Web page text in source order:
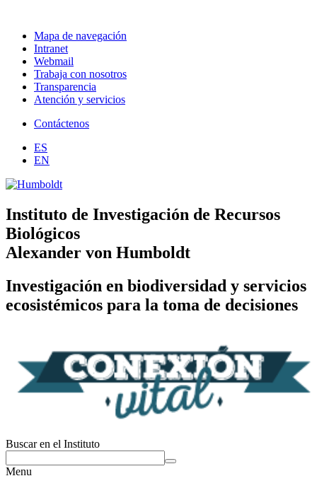
Mapa de navegación
Intranet
Webmail
Trabaja con nosotros
Transparencia
Atención y servicios
Contáctenos
ES
EN
Instituto de Investigación de Recursos
Biológicos
Alexander von Humboldt
Investigación en biodiversidad y servicios
ecosistémicos para la toma de decisiones
Buscar en el Instituto
Menu